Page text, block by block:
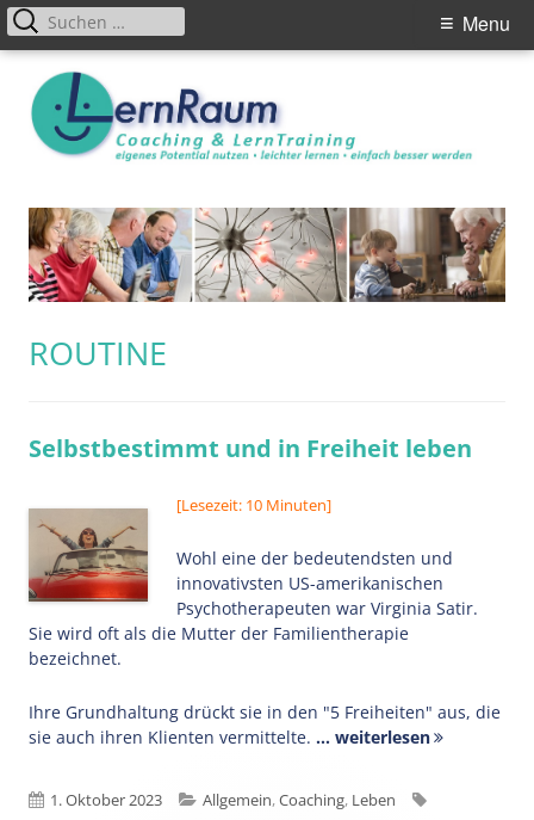
content
Primary
Menu
Menu
Suchen
nach:
SCHLAGWORT:
ROUTINE
Selbstbestimmt und in Freiheit leben
[Lesezeit: 10 Minuten]
Wohl eine der bedeutendsten und
innovativsten US-amerikanischen
Psychotherapeuten war Virginia Satir.
Sie wird oft als die Mutter der Familientherapie
bezeichnet.
Ihre Grundhaltung drückt sie in den "5 Freiheiten" aus, die
sie auch ihren Klienten vermittelte. ... weiterlesen
Veröffentlicht
1. Oktober 2023 Kategorien
Allgemein,Coaching, Leben